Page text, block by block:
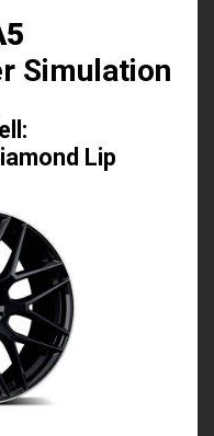
Simulation
Lip